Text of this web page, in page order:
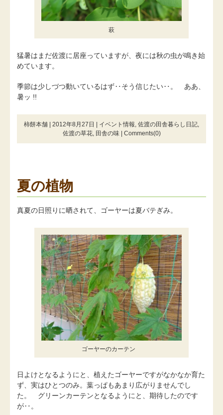
萩
猛暑はまだ佐渡に居座っていますが、夜には秋の虫が鳴き始
めています。
季節は少しづつ動いているはず‥そう信じたい‥。 ああ、
暑ッ !!
柿餅本舗 | 2012年8月27日 | イベント情報, 佐渡の田舎暮らし日記,
佐渡の草花, 田舎の味| Comments(0)
夏の植物
真夏の日照りに晒されて、ゴーヤーは夏バテぎみ。
ゴーヤーのカーテン
日よけとなるようにと、植えたゴーヤーですがなかなか育た
ず、実はひとつのみ。葉っぱもあまり広がりませんでし
た。 グリーンカーテンとなるようにと、期待したのです
が‥。